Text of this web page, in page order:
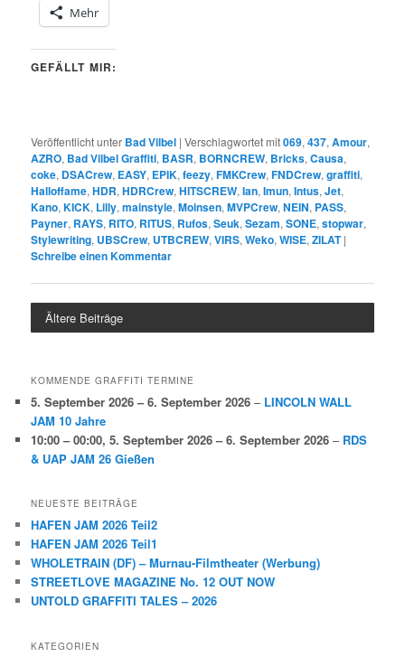
Mehr
GEFÄLLT MIR:
Veröffentlicht unter Bad Vilbel |Verschlagwortet mit069,437,Amour,
AZRO, Bad Vilbel Graffiti, BASR, BORNCREW, Bricks,Causa,
coke, DSACrew, EASY, EPIK,feezy,FMKCrew,FNDCrew,graffiti,
Halloffame,HDR,HDRCrew,HITSCREW,Ian,Imun,Intus,Jet,
Kano,KICK, Lilly,mainstyle,Moinsen,MVPCrew,NEIN, PASS,
Payner, RAYS, RITO, RITUS, Rufos,Seuk,Sezam,SONE,stopwar,
Stylewriting, UBSCrew, UTBCREW,VIRS,Weko,WISE,ZILAT |
Schreibe einen Kommentar
Ältere Beiträge
KOMMENDE GRAFFITI TERMINE
5. September 2026 – 6. September 2026 – LINCOLN WALL
JAM 10 Jahre
10:00 – 00:00,5. September 2026 – 6. September 2026 – RDS
& UAP JAM 26 Gießen
NEUESTE BEITRÄGE
HAFEN JAM 2026 Teil2
HAFEN JAM 2026 Teil1
WHOLETRAIN (DF) – Murnau-Filmtheater (Werbung)
STREETLOVE MAGAZINE No. 12 OUT NOW
UNTOLD GRAFFITI TALES – 2026
KATEGORIEN